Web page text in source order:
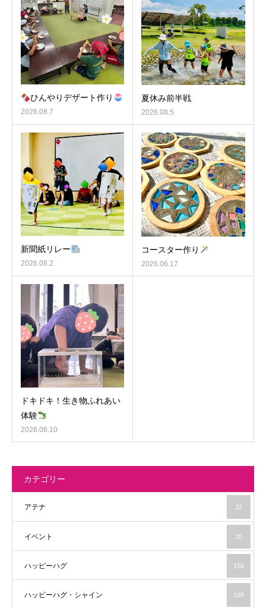
ひんやりデザート作り
2026.08.7
夏休み前半戦
2026.08.5
新聞紙リレー
2026.08.2
コースター作り
2026.06.17
ドキドキ！生き物ふれあい
体験
2026.06.10
カテゴリー
アテナ 22
イベント 20
ハッピーハグ 158
ハッピーハグ・シャイン 198